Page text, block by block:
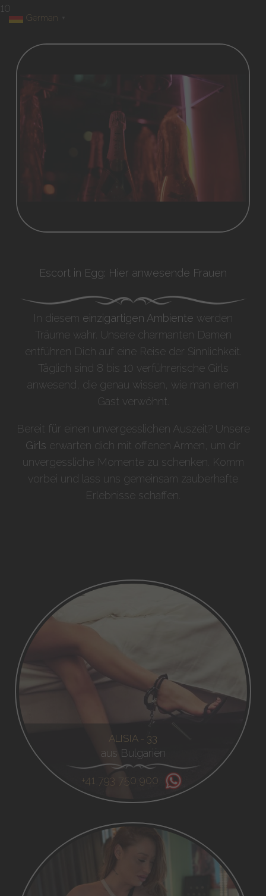
10
Escort in Egg: Hier anwesende Frauen
In diesem einzigartigen Ambiente werden
Träume wahr. Unsere charmanten Damen
entführen Dich auf eine Reise der Sinnlichkeit.
Täglich sind 8 bis 10 verführerische Girls
anwesend, die genau wissen, wie man einen
Gast verwöhnt.
Bereit für einen unvergesslichen Auszeit? Unsere
Girls erwarten dich mit offenen Armen, um dir
unvergessliche Momente zu schenken. Komm
vorbei und lass uns gemeinsam zauberhafte
Erlebnisse schaffen.
ALISIA - 33
aus Bulgarien
+41 793 750 900
German